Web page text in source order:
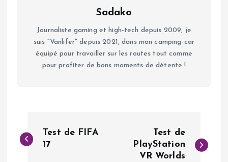
Sadako
Journaliste gaming et high-tech depuis 2009, je
suis "Vanlifer" depuis 2021, dans mon camping-car
équipé pour travailler sur les routes tout comme
pour profiter de bons moments de détente !
a
Test de FIFA
17
Test de
PlayStation
VR Worlds